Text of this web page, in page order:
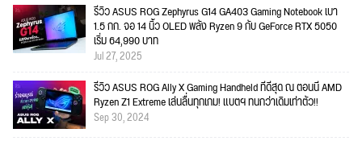
รีวิว ASUS ROG Zephyrus G14 GA403 Gaming Notebook เบา
1.5 กก. จอ 14 นิ้ว OLED พลัง Ryzen 9 กับ GeForce RTX 5050
เริ่ม 64,990 บาท
Jul 27, 2025
รีวิว ASUS ROG Ally X Gaming Handheld ที่ดีสุด ณ ตอนนี้ AMD
Ryzen Z1 Extreme เล่นลื่นทุกเกม! แบตฯ ทนกว่าเดิมเท่าตัว!!
Sep 30, 2024